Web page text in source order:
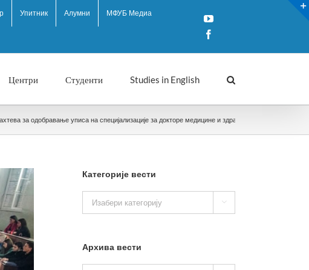
Упитник Алумни МФУБ Медиа
YouTube
Центри Студенти Studies in English
за одобравање уписа на специјализације за докторе медицине и здравствене сараднике
Категорије вести
вести

Архива вести